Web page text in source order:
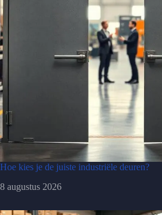
Hoe kies je de juiste industriële deuren?
8 augustus 2026